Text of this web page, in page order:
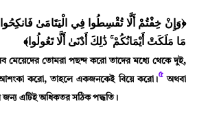
﴿وَإِنْ خِفْتُمْ أَلَّا تُقْسِطُوا فِي الْيَتَامَىٰ
مَا مَلَكَتْ أَيْمَانُكُمْ ۚ ذَٰلِكَ أَدْنَىٰ أَلَّا تَعُولُوا﴾
মেয়েদের তোমরা পছন্দ করো তাদের মধ্যে থেকে দুই,
আশংকা করো, তাহলে একজনকেই বিয়ে করো।৫ অথবা
জন্য এটিই অধিকতর সঠিক পদ্ধতি।